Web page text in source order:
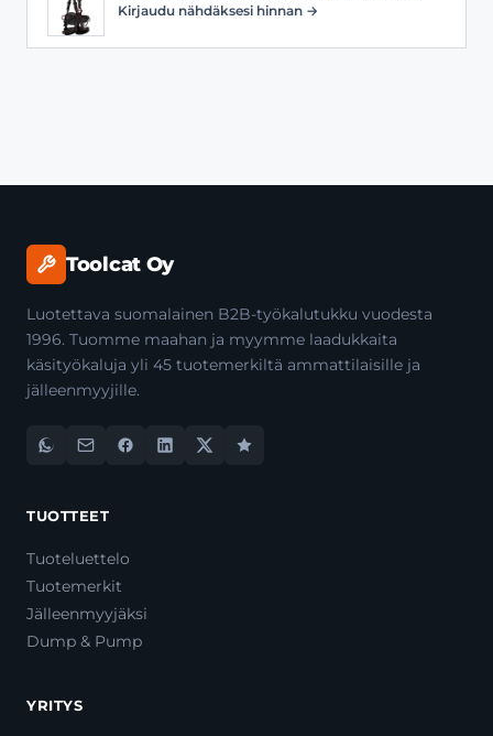
Kirjaudu nähdäksesi hinnan →
Toolcat Oy
Luotettava suomalainen B2B-työkalutukku vuodesta
1996. Tuomme maahan ja myymme laadukkaita
käsityökaluja yli 45 tuotemerkiltä ammattilaisille ja
jälleenmyyjille.
TUOTTEET
Tuoteluettelo
Tuotemerkit
Jälleenmyyjäksi
Dump & Pump
YRITYS